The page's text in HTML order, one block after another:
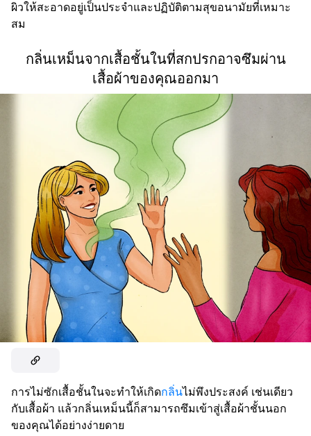
ผิวให้สะอาดอยู่เป็นประจำและปฏิบัติตามสุขอนามัยที่เหมาะ
สม
กลิ่นเหม็นจากเสื้อชั้นในที่สกปรกอาจซึมผ่าน
เสื้อผ้าของคุณออกมา
การไม่ซักเสื้อชั้นในจะทำให้เกิดกลิ่นไม่พึงประสงค์ เช่นเดียว
กับเสื้อผ้า แล้วกลิ่นเหม็นนี้ก็สามารถซึมเข้าสู่เสื้อผ้าชั้นนอก
ของคุณได้อย่างง่ายดาย